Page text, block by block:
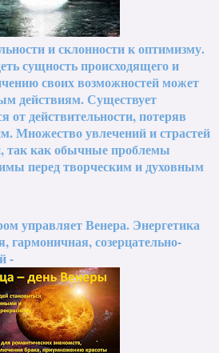
и склонности к оптимизму.
сущность происходящего и
своих возможностей может
действиям. Существует
от действительности, потеряв
Множество увлечений и страстей
так как обычные проблемы
перед творческим и духовным
управляет Венера. Энергетика
гармоничная, созерцательно-
-